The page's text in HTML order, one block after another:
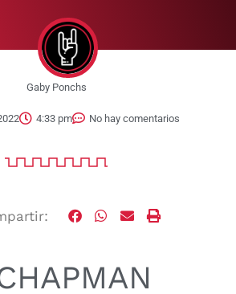
Gaby Ponchs
4:33 pm No hay comentarios